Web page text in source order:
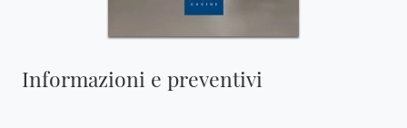
Informazioni e preventivi